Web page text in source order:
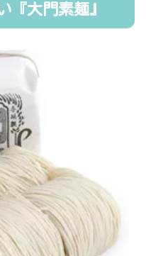
『大門素麺』